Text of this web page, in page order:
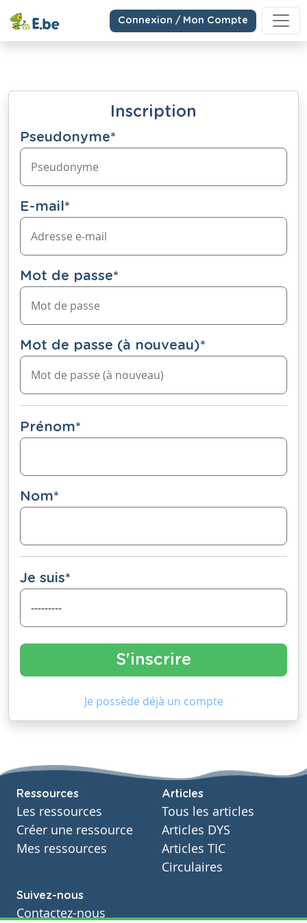
Connexion / Mon Compte
Inscription
Pseudonyme*
E-mail*
Mot de passe*
Mot de passe (à nouveau)*
Prénom*
Nom*
Je suis*
Je possède déjà un compte
Ressources
Les ressources
Créer une ressource
Mes ressources
Articles
Tous les articles
Articles DYS
Articles TIC
Circulaires
Suivez-nous
Contactez-nous